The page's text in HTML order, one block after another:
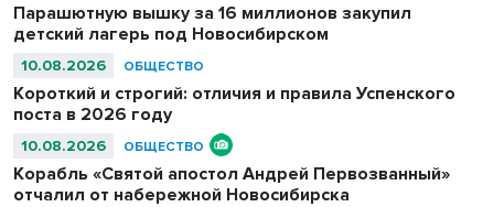
Парашютную вышку за 16 миллионов закупил
детский лагерь под Новосибирском
10.08.2026 ОБЩЕСТВО
Короткий и строгий: отличия и правила Успенского
поста в 2026 году
10.08.2026 ОБЩЕСТВО
Корабль «Святой апостол Андрей Первозванный»
отчалил от набережной Новосибирска